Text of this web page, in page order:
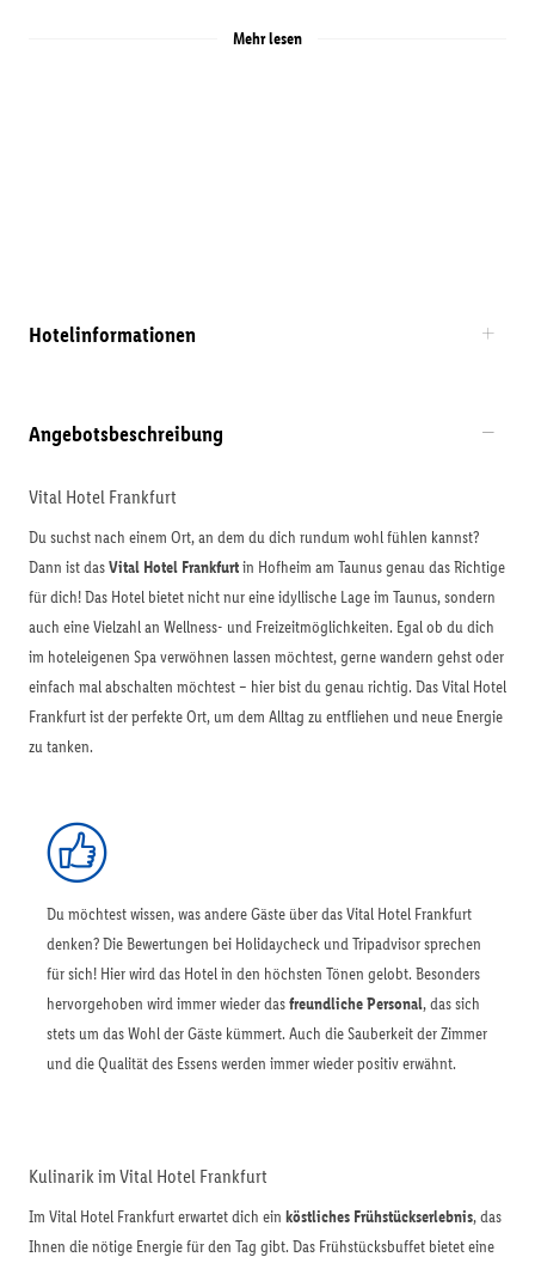
Mehr lesen
Hotelinformationen
Angebotsbeschreibung
Vital Hotel Frankfurt
Du suchst nach einem Ort, an dem du dich rundum wohl fühlen kannst?
Dann ist dasVital Hotel Frankfurtin Hofheim am Taunus genau das Richtige
für dich! Das Hotel bietet nicht nur eine idyllische Lage im Taunus, sondern
auch eine Vielzahl an Wellness- und Freizeitmöglichkeiten. Egal ob du dich
im hoteleigenen Spa verwöhnen lassen möchtest, gerne wandern gehst oder
einfach mal abschalten möchtest – hier bist du genau richtig. Das Vital Hotel
Frankfurt ist der perfekte Ort, um dem Alltag zu entfliehen und neue Energie
zu tanken.
Du möchtest wissen, was andere Gäste über das Vital Hotel Frankfurt
denken? Die Bewertungen bei Holidaycheck und Tripadvisor sprechen
für sich! Hier wird das Hotel in den höchsten Tönen gelobt. Besonders
hervorgehoben wird immer wieder dasfreundliche Personal, das sich
stets um das Wohl der Gäste kümmert. Auch die Sauberkeit der Zimmer
und die Qualität des Essens werden immer wieder positiv erwähnt.
Kulinarik im Vital Hotel Frankfurt
Im Vital Hotel Frankfurt erwartet dich ein köstliches Frühstückserlebnis, das
Ihnen die nötige Energie für den Tag gibt. Das Frühstücksbuffet bietet eine